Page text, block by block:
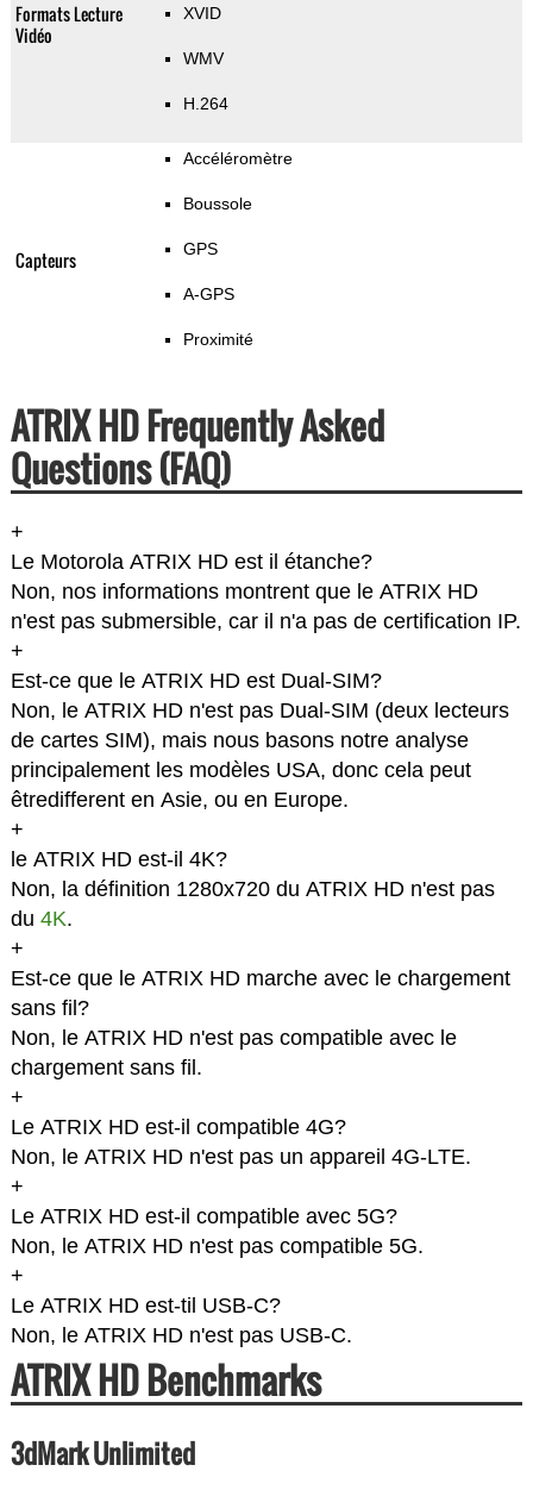
Formats Lecture
Vidéo
XVID
WMV
H.264
Capteurs
Accéléromètre
Boussole
GPS
A-GPS
Proximité
ATRIX HD Frequently Asked
Questions (FAQ)
+
Le Motorola ATRIX HD est il étanche?
Non, nos informations montrent que le ATRIX HD
n'est pas submersible, car il n'a pas de certification IP.
+
Est-ce que le ATRIX HD est Dual-SIM?
Non, le ATRIX HD n'est pas Dual-SIM (deux lecteurs
de cartes SIM), mais nous basons notre analyse
principalement les modèles USA, donc cela peut
êtredifferent en Asie, ou en Europe.
+
le ATRIX HD est-il 4K?
Non, la définition 1280x720 du ATRIX HD n'est pas
du 4K.
+
Est-ce que le ATRIX HD marche avec le chargement
sans fil?
Non, le ATRIX HD n'est pas compatible avec le
chargement sans fil.
+
Le ATRIX HD est-il compatible 4G?
Non, le ATRIX HD n'est pas un appareil 4G-LTE.
+
Le ATRIX HD est-il compatible avec 5G?
Non, le ATRIX HD n'est pas compatible 5G.
+
Le ATRIX HD est-til USB-C?
Non, le ATRIX HD n'est pas USB-C.
ATRIX HD Benchmarks
3dMark Unlimited